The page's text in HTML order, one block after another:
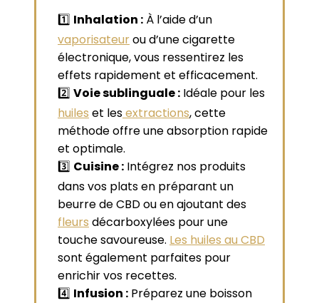
1️⃣ Inhalation : À l’aide d’un
vaporisateurou d’une cigarette
électronique, vous ressentirez les
effets rapidement et efficacement.
2️⃣ Voie sublinguale : Idéale pour les
huiles et lesextractions, cette
méthode offre une absorption rapide
et optimale.
3️⃣ Cuisine : Intégrez nos produits
dans vos plats en préparant un
beurre de CBD ou en ajoutant des
fleurs décarboxylées pour une
touche savoureuse. Les huiles au CBD
sont également parfaites pour
enrichir vos recettes.
4️⃣ Infusion : Préparez une boisson